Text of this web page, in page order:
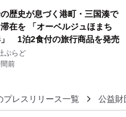
歴史が息づく港町・三国湊で
在を 「オーベルジュほまち
1泊2食付の旅行商品を発売
ぷらど
前
プレスリリース一覧 公益財